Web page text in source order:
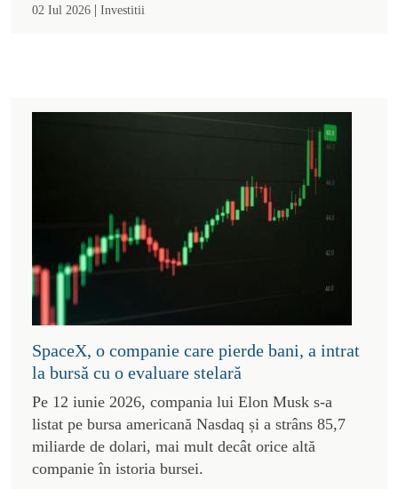
02 Iul 2026 | Investitii
SpaceX, o companie care pierde bani, a intrat
la bursă cu o evaluare stelară
Pe 12 iunie 2026, compania lui Elon Musk s-a
listat pe bursa americană Nasdaq și a strâns 85,7
miliarde de dolari, mai mult decât orice altă
companie în istoria bursei.